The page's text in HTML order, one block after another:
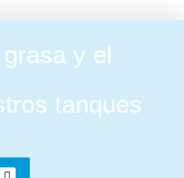
y el
tanques